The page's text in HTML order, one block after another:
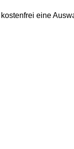
eine